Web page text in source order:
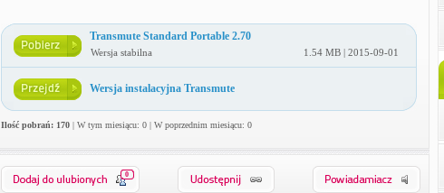
Transmute Standard Portable 2.70
Wersja stabilna 1.54 MB | 2015-09-01
Wersja instalacyjna Transmute
Ilość pobrań: 170| W tym miesiącu: 0 | W poprzednim miesiącu: 0
0